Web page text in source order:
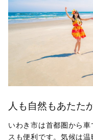
人も自然もあたた
いわき市は首都圏から
スも便利です。気候は